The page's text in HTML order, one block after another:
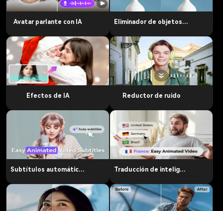
Avatar parlante con IA Eliminador de objetos de video
Efectos de IA Reductor de ruido
Subtítulos automáticos Traducción de inteligencia artificial